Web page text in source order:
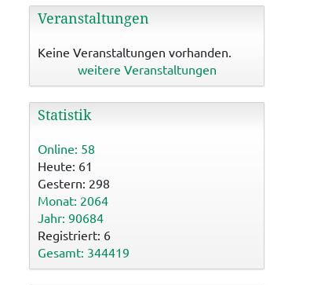
Veranstaltungen
Keine Veranstaltungen vorhanden.
weitere Veranstaltungen
Statistik
Online: 58
Heute: 61
Gestern: 298
Monat: 2064
Jahr: 90684
Registriert: 6
Gesamt: 344419